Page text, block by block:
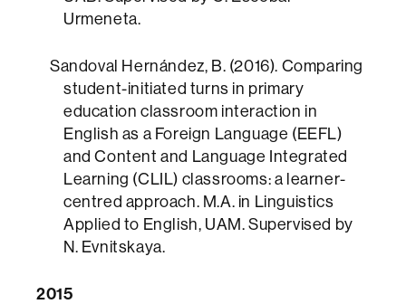
Urmeneta.
Sandoval Hernández, B. (2016). Comparing
student-initiated turns in primary
education classroom interaction in
English as a Foreign Language (EEFL)
and Content and Language Integrated
Learning (CLIL) classrooms: a learner-
centred approach. M.A. in Linguistics
Applied to English, UAM. Supervised by
N. Evnitskaya.
2015